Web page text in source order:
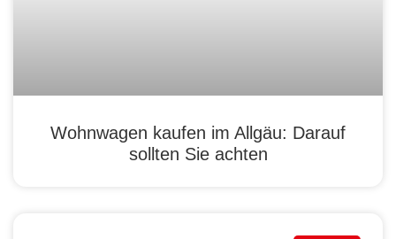
Wohnwagen kaufen im Allgäu: Darauf
sollten Sie achten